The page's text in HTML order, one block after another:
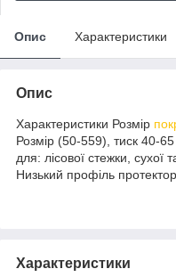
Опис Характеристики
Опис
Характеристики Розмір
Розмір (50-559), тиск 40-
для: лісової стежки, сухої
Низький профіль
Характеристики